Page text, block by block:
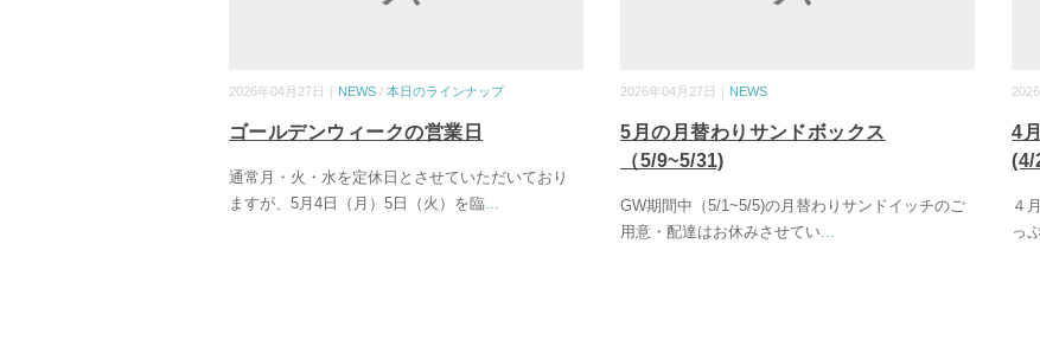
2026年04月27日｜ NEWS/ 本日のラインナップ
ゴールデンウィークの営業日
通常月・火・水を定休日とさせていただいており
ますが、5月4日（月）5日（火）を臨...
2026年04月27日｜ NEWS
5月の月替わりサンドボックス
（5/9~5/31)
GW期間中（5/1~5/5)の月替わりサンドイッチのご
用意・配達はお休みさせてい...
4
(4/
４
っ